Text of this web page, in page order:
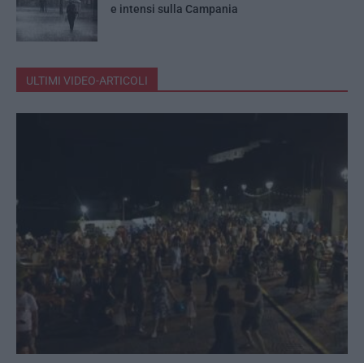
e intensi sulla Campania
ULTIMI VIDEO-ARTICOLI